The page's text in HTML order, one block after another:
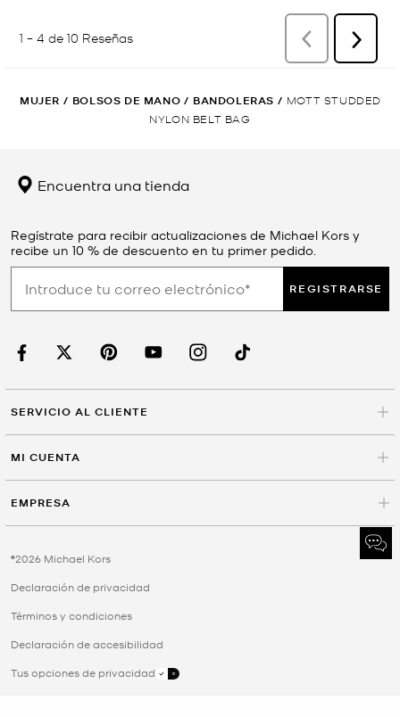
MUJER / BOLSOS DE MANO / BANDOLERAS / MOTT STUDDED
NYLON BELT BAG
Encuentra una tienda
Regístrate para recibir actualizaciones de Michael Kors y
recibe un 10 % de descuento en tu primer pedido.
REGISTRARSE
SERVICIO AL CLIENTE
MI CUENTA
EMPRESA
©2026 Michael Kors
Declaración de privacidad
Términos y condiciones
Declaración de accesibilidad
Tus opciones de privacidad